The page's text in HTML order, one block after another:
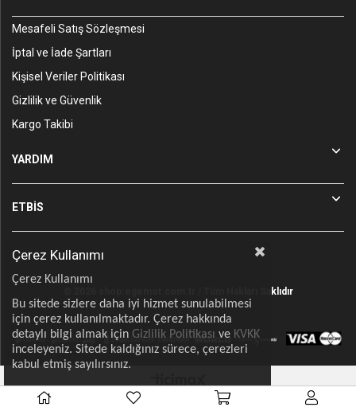
Mesafeli Satış Sözleşmesi
İptal ve İade Şartları
Kişisel Veriler Politikası
Gizlilik ve Güvenlik
Kargo Takibi
YARDIM
ETBİS
© 2026 shop.egemot.com.tr / Tüm Hakları Saklıdır
Çerez Kullanımı
Çerez Kullanımı
Bu sitede sizlere daha iyi hizmet sunulabilmesi
için çerez kullanılmaktadır. Çerez hakkında
detaylı bilgi almak için Gizlilik Politikası ve KVKK
inceleyeniz. Sitede kaldığınız sürece, çerezleri
kabul etmiş sayılırsınız.